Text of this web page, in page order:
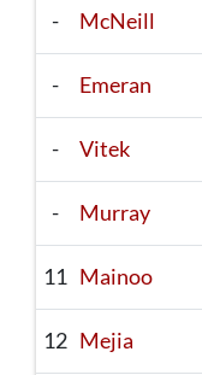
- McNeill
- Emeran
- Vitek
- Murray
11 Mainoo
12 Mejia